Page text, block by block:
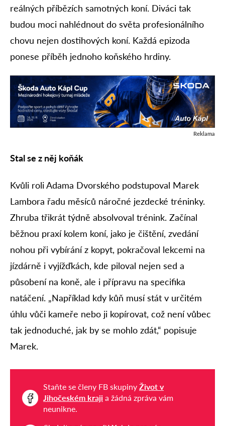
reálných příbězích samotných koní. Diváci tak
budou moci nahlédnout do světa profesionálního
chovu nejen dostihových koní. Každá epizoda
ponese příběh jednoho koňského hrdiny.
Reklama
Stal se z něj koňák
Kvůli roli Adama Dvorského podstupoval Marek
Lambora řadu měsíců náročné jezdecké tréninky.
Zhruba třikrát týdně absolvoval trénink. Začínal
běžnou praxí kolem koní, jako je čištění, zvedání
nohou při vybírání z kopyt, pokračoval lekcemi na
jízdárně i vyjížďkách, kde piloval nejen sed a
působení na koně, ale i přípravu na specifika
natáčení. „Například kdy kůň musí stát v určitém
úhlu vůči kameře nebo ji kopírovat, což není vůbec
tak jednoduché, jak by se mohlo zdát,“ popisuje
Marek.
Staňte se členy FB skupiny Život v
Jihočeském kraji a žádná zpráva vám
neunikne.